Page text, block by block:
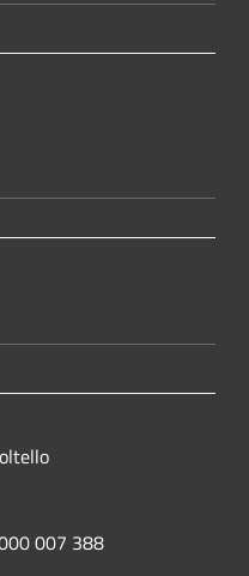
007 388